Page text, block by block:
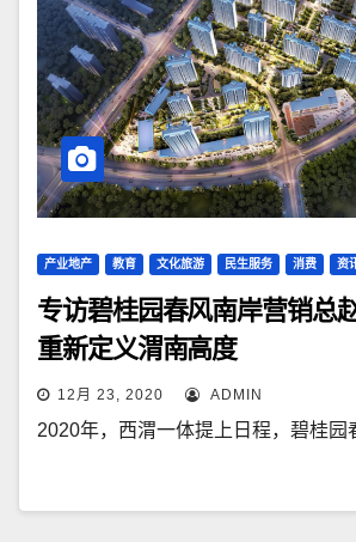
产业地产 教育 文化旅游 民生服务 消费 资
专访碧桂园春风南岸营销总
重新定义渭南高度
12月 23, 2020 ADMIN
2020年，西渭一体提上日程，碧桂